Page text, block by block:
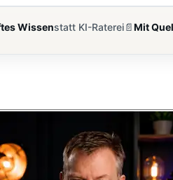
Wissenstatt KI-Raterei📄Mit